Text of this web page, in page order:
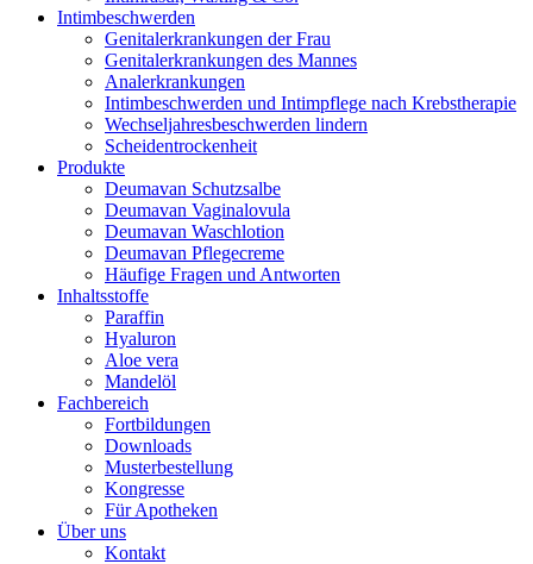
Intimbeschwerden
Genitalerkrankungen der Frau
Genitalerkrankungen des Mannes
Analerkrankungen
Intimbeschwerden und Intimpflege nach Krebstherapie
Wechseljahresbeschwerden lindern
Scheidentrockenheit
Produkte
Deumavan Schutzsalbe
Deumavan Vaginalovula
Deumavan Waschlotion
Deumavan Pflegecreme
Häufige Fragen und Antworten
Inhaltsstoffe
Paraffin
Hyaluron
Aloe vera
Mandelöl
Fachbereich
Fortbildungen
Downloads
Musterbestellung
Kongresse
Für Apotheken
Über uns
Kontakt